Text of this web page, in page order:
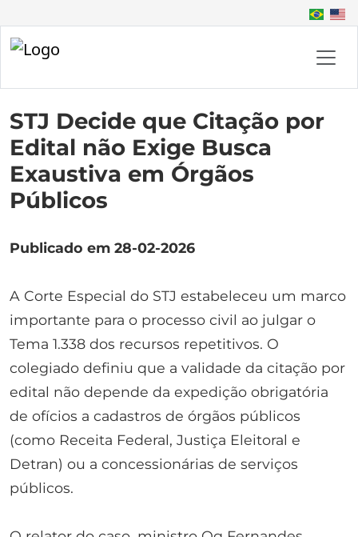
STJ Decide que Citação por
Edital não Exige Busca
Exaustiva em Órgãos
Públicos
Publicado em 28-02-2026
A Corte Especial do STJ estabeleceu um marco
importante para o processo civil ao julgar o
Tema 1.338 dos recursos repetitivos. O
colegiado definiu que a validade da citação por
edital não depende da expedição obrigatória
de ofícios a cadastros de órgãos públicos
(como Receita Federal, Justiça Eleitoral e
Detran) ou a concessionárias de serviços
públicos.